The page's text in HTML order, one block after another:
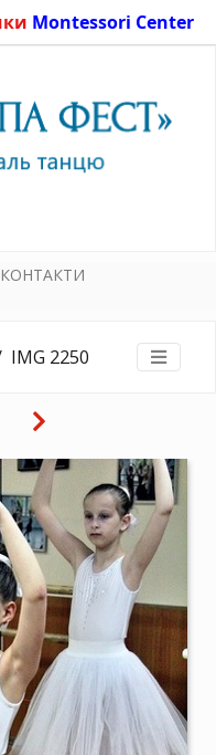
Montessori Center
КОНТАКТИ
IMG 2250